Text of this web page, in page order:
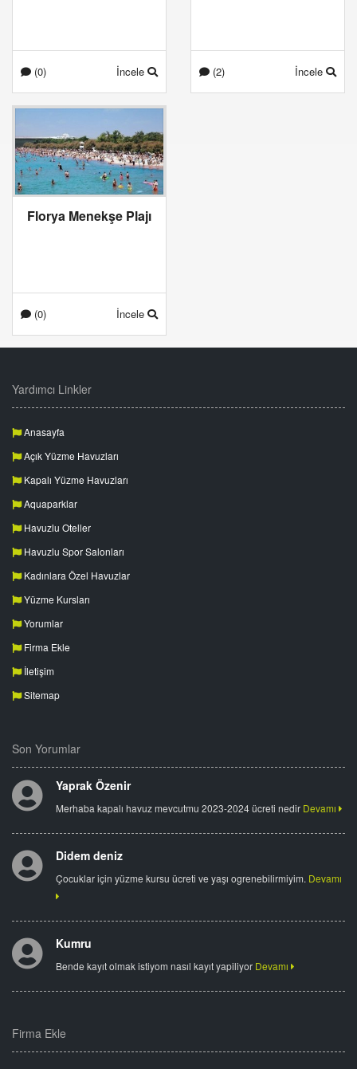
(0) İncele (2) İncele
Florya Menekşe Plajı
(0) İncele
Yardımcı Linkler
Anasayfa
Açık Yüzme Havuzları
Kapalı Yüzme Havuzları
Aquaparklar
Havuzlu Oteller
Havuzlu Spor Salonları
Kadınlara Özel Havuzlar
Yüzme Kursları
Yorumlar
Firma Ekle
İletişim
Sitemap
Son Yorumlar
Yaprak Özenir
Merhaba kapalı havuz mevcutmu 2023-2024 ücreti nedir Devamı
Didem deniz
Çocuklar için yüzme kursu ücreti ve yaşı ogrenebilirmiyim. Devamı
Kumru
Bende kayıt olmak istiyom nasıl kayıt yapiliyor Devamı
Firma Ekle